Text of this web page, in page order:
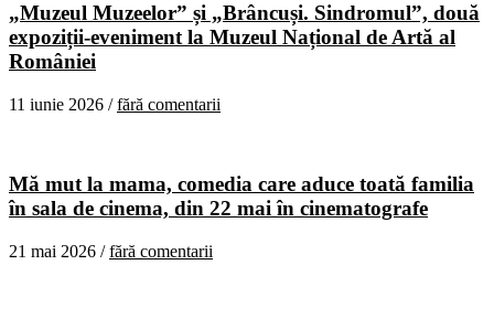
„Muzeul Muzeelor” și „Brâncuși. Sindromul”, două
expoziții-eveniment la Muzeul Național de Artă al
României
11 iunie 2026 /fără comentarii
Mă mut la mama, comedia care aduce toată familia
în sala de cinema, din 22 mai în cinematografe
21 mai 2026 /fără comentarii